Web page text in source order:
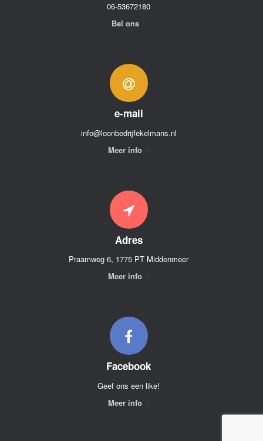
06-53672180
Bel ons
e-mail
info@loonbedrijfekelmans.nl
Meer info
Adres
Praamweg 6, 1775 PT Middenmeer
Meer info
Facebook
Geef ons een like!
Meer info